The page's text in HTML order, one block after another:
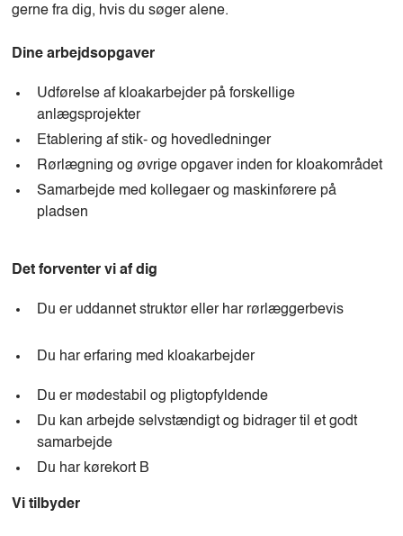
gerne fra dig, hvis du søger alene.
Dine arbejdsopgaver
Udførelse af kloakarbejder på forskellige
anlægsprojekter
Etablering af stik- og hovedledninger
Rørlægning og øvrige opgaver inden for kloakområdet
Samarbejde med kollegaer og maskinførere på
pladsen
Det forventer vi af dig
Du er uddannet struktør eller har rørlæggerbevis
Du har erfaring med kloakarbejder
Du er mødestabil og pligtopfyldende
Du kan arbejde selvstændigt og bidrager til et godt
samarbejde
Du har kørekort B
Vi tilbyder